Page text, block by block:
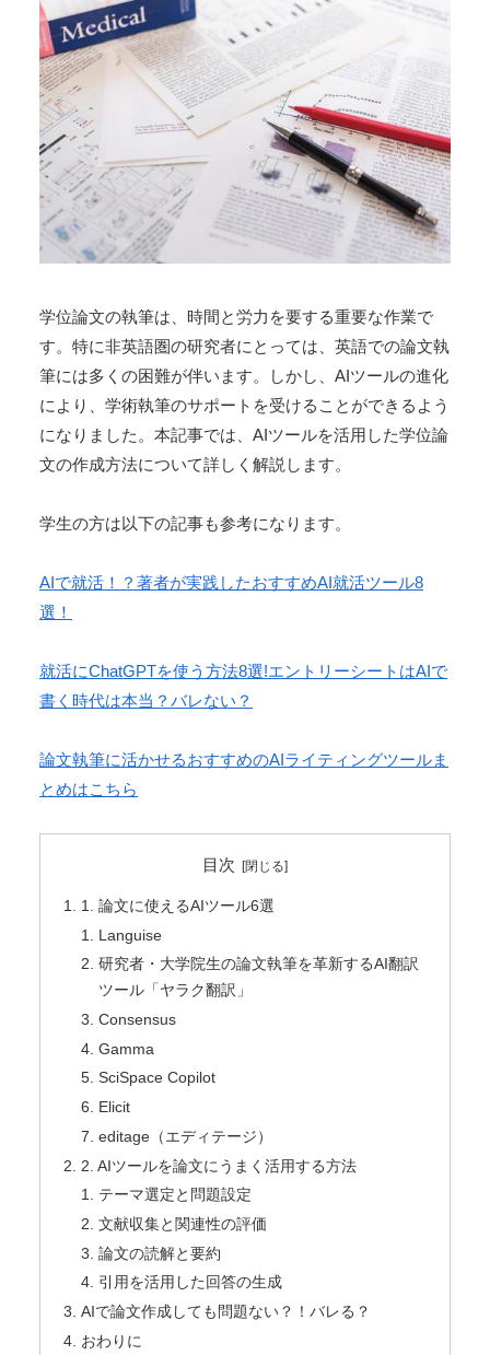
学位論文の執筆は、時間と労力を要する重要な作業で
す。特に非英語圏の研究者にとっては、英語での論文執
筆には多くの困難が伴います。しかし、AIツールの進化
により、学術執筆のサポートを受けることができるよう
になりました。本記事では、AIツールを活用した学位論
文の作成方法について詳しく解説します。
学生の方は以下の記事も参考になります。
AIで就活！？著者が実践したおすすめAI就活ツール8
選！
就活にChatGPTを使う方法8選!エントリーシートはAIで
書く時代は本当？バレない？
論文執筆に活かせるおすすめのAIライティングツールま
とめはこちら
目次
1. 論文に使えるAIツール6選
Languise
研究者・大学院生の論文執筆を革新するAI翻訳
ツール「ヤラク翻訳」
Consensus
Gamma
SciSpace Copilot
Elicit
editage（エディテージ）
2. AIツールを論文にうまく活用する方法
テーマ選定と問題設定
文献収集と関連性の評価
論文の読解と要約
引用を活用した回答の生成
AIで論文作成しても問題ない？！バレる？
おわりに